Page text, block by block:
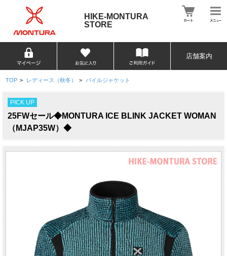
HIKE-MONTURA
STORE
店舗案内
TOP > レディース（秋冬） > パイルジャケット
PICK UP
25FWセール◆MONTURA ICE BLINK JACKET WOMAN
（MJAP35W）◆